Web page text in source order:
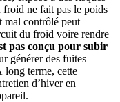
froid ne fait pas le poids
mal contrôlé peut
du froid voire rendre
pas conçu pour subir
générer des fuites
long terme, cette
d’hiver en